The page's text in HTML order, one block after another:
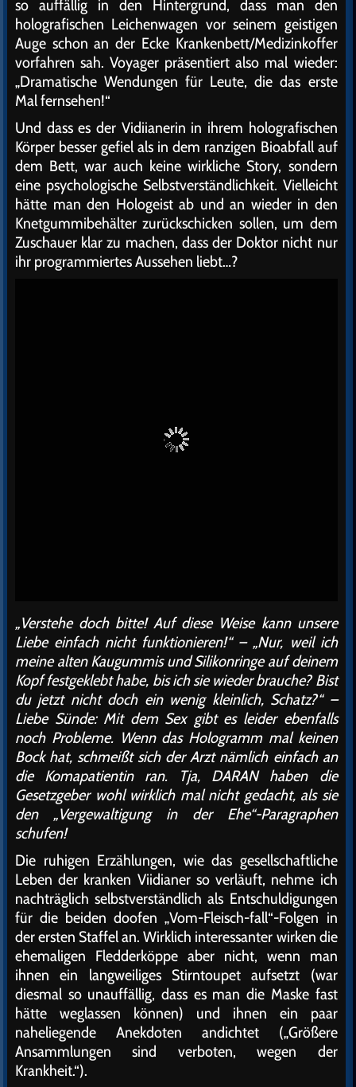
so auffällig in den Hintergrund, dass man den
holografischen Leichenwagen vor seinem geistigen
Auge schon an der Ecke Krankenbett/Medizinkoffer
vorfahren sah. Voyager präsentiert also mal wieder:
„Dramatische Wendungen für Leute, die das erste
Mal fernsehen!“
Und dass es der Vidiianerin in ihrem holografischen
Körper besser gefiel als in dem ranzigen Bioabfall auf
dem Bett, war auch keine wirkliche Story, sondern
eine psychologische Selbstverständlichkeit. Vielleicht
hätte man den Hologeist ab und an wieder in den
Knetgummibehälter zurückschicken sollen, um dem
Zuschauer klar zu machen, dass der Doktor nicht nur
ihr programmiertes Aussehen liebt…?
„Verstehe doch bitte! Auf diese Weise kann unsere
Liebe einfach nicht funktionieren!“ – „Nur, weil ich
meine alten Kaugummis und Silikonringe auf deinem
Kopf festgeklebt habe, bis ich sie wieder brauche? Bist
du jetzt nicht doch ein wenig kleinlich, Schatz?“ –
Liebe Sünde: Mit dem Sex gibt es leider ebenfalls
noch Probleme. Wenn das Hologramm mal keinen
Bock hat, schmeißt sich der Arzt nämlich einfach an
die Komapatientin ran. Tja, DARAN haben die
Gesetzgeber wohl wirklich mal nicht gedacht, als sie
den „Vergewaltigung in der Ehe“-Paragraphen
schufen!
Die ruhigen Erzählungen, wie das gesellschaftliche
Leben der kranken Viidianer so verläuft, nehme ich
nachträglich selbstverständlich als Entschuldigungen
für die beiden doofen „Vom-Fleisch-fall“-Folgen in
der ersten Staffel an. Wirklich interessanter wirken die
ehemaligen Fledderköppe aber nicht, wenn man
ihnen ein langweiliges Stirntoupet aufsetzt (war
diesmal so unauffällig, dass es man die Maske fast
hätte weglassen können) und ihnen ein paar
naheliegende Anekdoten andichtet („Größere
Ansammlungen sind verboten, wegen der
Krankheit.“).